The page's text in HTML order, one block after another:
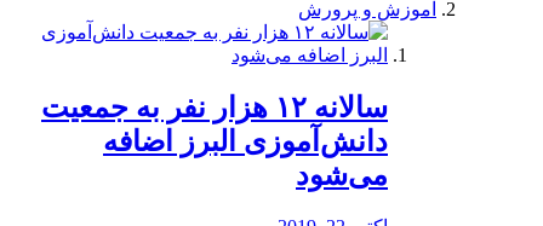
آموزش و پرورش
️سالانه ۱۲ هزار نفر به جمعیت
دانش‌آموزی البرز اضافه
می‌شود